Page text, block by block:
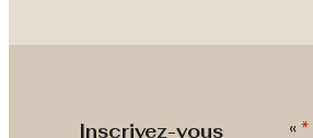
Inscrivez-vous
« *